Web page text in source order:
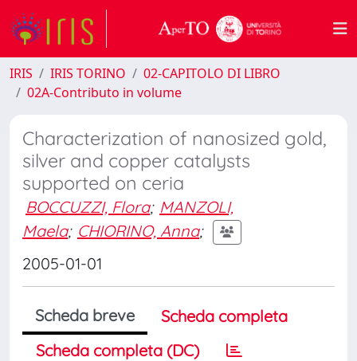
IRIS IRIS TORINO
02-CAPITOLO DI LIBRO
02A-Contributo in volume
Characterization of nanosized gold,
silver and copper catalysts
supported on ceria
BOCCUZZI, Flora; MANZOLI,
Maela; CHIORINO, Anna;
2005-01-01
Scheda breve
Scheda completa
Scheda completa (DC)